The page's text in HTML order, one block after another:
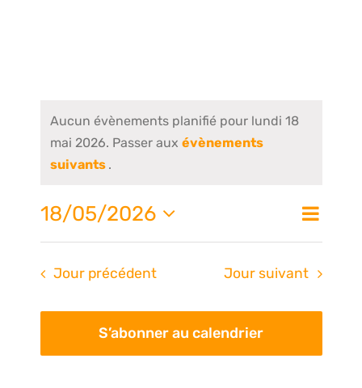
Aucun évènements planifié pour lundi 18
mai 2026. Passer aux évènements
suivants .
de
Jour
18/05/2026
Sélectionnez
date.
Jour précédent Jour suivant
S’abonner au calendrier